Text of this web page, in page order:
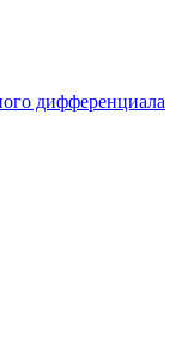
дифференциала